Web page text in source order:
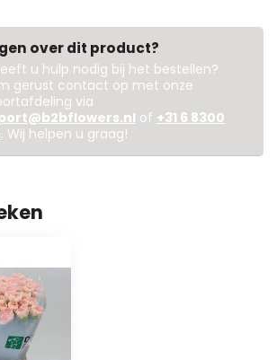
over dit product?
u hulp nodig bij het bestellen?
gerust contact op met onze
via
of +31 6 8300
. Wij helpen u graag!